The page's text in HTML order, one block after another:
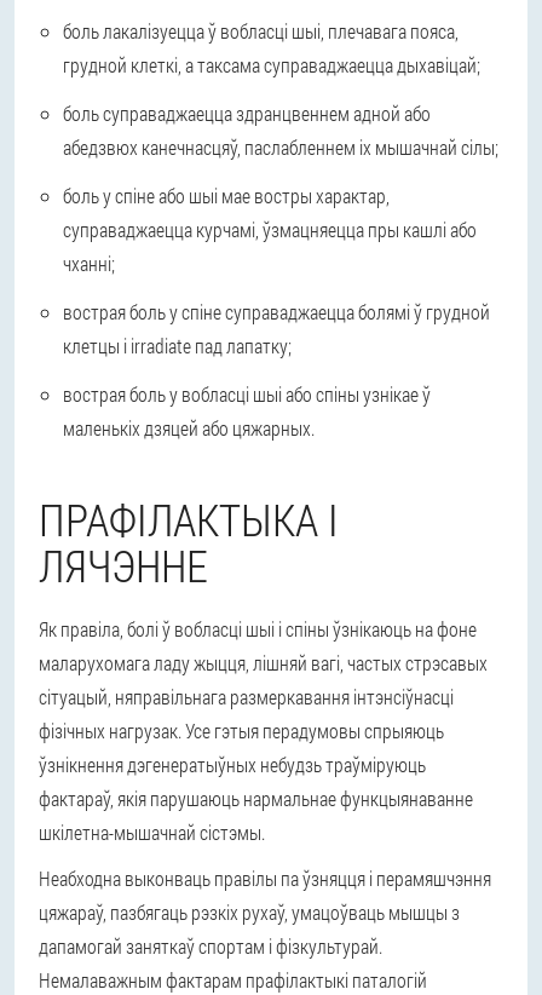
боль лакалізуецца ў вобласці шыі, плечавага пояса,
грудной клеткі, а таксама суправаджаецца дыхавіцай;
боль суправаджаецца здранцвеннем адной або
абедзвюх канечнасцяў, паслабленнем іх мышачнай сілы;
боль у спіне або шыі мае востры характар,
суправаджаецца курчамі, ўзмацняецца пры кашлі або
чханні;
вострая боль у спіне суправаджаецца болямі ў грудной
клетцы і irradiate пад лапатку;
вострая боль у вобласці шыі або спіны узнікае ў
маленькіх дзяцей або цяжарных.
ПРАФІЛАКТЫКА І
ЛЯЧЭННЕ
Як правіла, болі ў вобласці шыі і спіны ўзнікаюць на фоне
маларухомага ладу жыцця, лішняй вагі, частых стрэсавых
сітуацый, няправільнага размеркавання інтэнсіўнасці
фізічных нагрузак. Усе гэтыя перадумовы спрыяюць
ўзнікнення дэгенератыўных небудзь траўміруюць
фактараў, якія парушаюць нармальнае функцыянаванне
шкілетна-мышачнай сістэмы.
Неабходна выконваць правілы па ўзняцця і перамяшчэння
цяжараў, пазбягаць рэзкіх рухаў, умацоўваць мышцы з
дапамогай заняткаў спортам і фізкультурай.
Немалаважным фактарам прафілактыкі паталогій